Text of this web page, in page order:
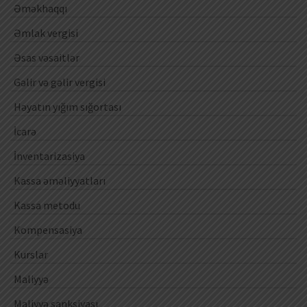
Əməkhaqqı
Əmlak vergisi
Əsas vəsaitlər
Gəlir və gəlir vergisi
Həyatın yığım sığortası
İcarə
İnventarizasiya
Kassa əməliyyatları
Kassa metodu
Kompensasiya
Kurslar
Maliyyə
Maliyyə sanksiyası